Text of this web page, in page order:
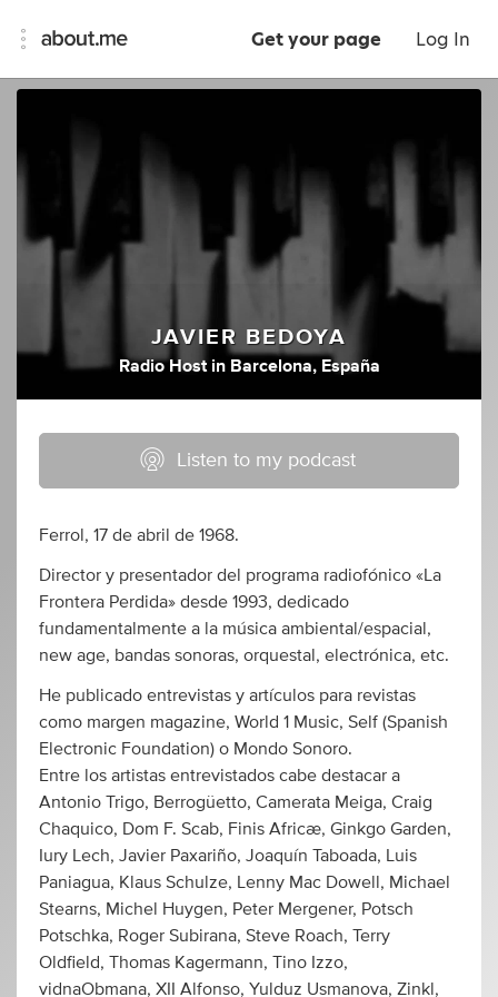
Get your page Log In
JAVIER BEDOYA
Radio Host in Barcelona, España
Listen to my podcast
Ferrol, 17 de abril de 1968.
Director y presentador del programa radiofónico «La
Frontera Perdida» desde 1993, dedicado
fundamentalmente a la música ambiental/espacial,
new age, bandas sonoras, orquestal, electrónica, etc.
He publicado entrevistas y artículos para revistas
como margen magazine, World 1 Music, Self (Spanish
Electronic Foundation) o Mondo Sonoro.
Entre los artistas entrevistados cabe destacar a
Antonio Trigo, Berrogüetto, Camerata Meiga, Craig
Chaquico, Dom F. Scab, Finis Africæ, Ginkgo Garden,
Iury Lech, Javier Paxariño, Joaquín Taboada, Luis
Paniagua, Klaus Schulze, Lenny Mac Dowell, Michael
Stearns, Michel Huygen, Peter Mergener, Potsch
Potschka, Roger Subirana, Steve Roach, Terry
Oldfield, Thomas Kagermann, Tino Izzo,
vidnaObmana, XII Alfonso, Yulduz Usmanova, Zinkl,